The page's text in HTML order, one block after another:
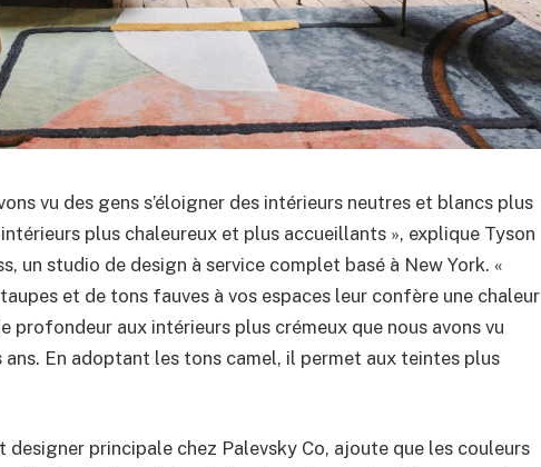
vu des gens s’éloigner des intérieurs neutres et blancs plus
plus chaleureux et plus accueillants », explique Tyson
un studio de design à service complet basé à New York. «
et de tons fauves à vos espaces leur confère une chaleur
profondeur aux intérieurs plus crémeux que nous avons vu
En adoptant les tons camel, il permet aux teintes plus
principale chez Palevsky Co, ajoute que les couleurs